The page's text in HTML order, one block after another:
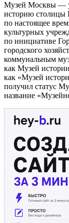
Музей Москвы —
историю столицы
по настоящее
культурных
по инициативе
городского
коммунальным
как Музей
как «Музей
получил статус
название